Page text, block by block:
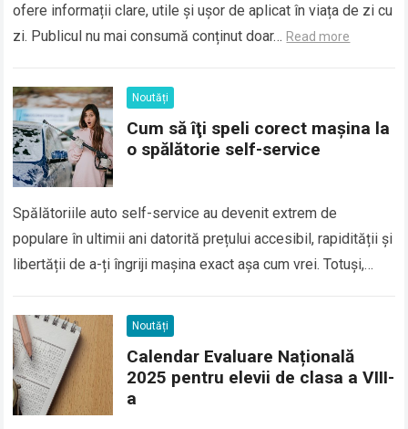
ofere informații clare, utile și ușor de aplicat în viața de zi cu
zi. Publicul nu mai consumă conținut doar… Read more
Noutăți
Cum să îţi speli corect maşina la
o spălătorie self-service
Spălătoriile auto self-service au devenit extrem de
populare în ultimii ani datorită prețului accesibil, rapidității și
libertății de a-ți îngriji mașina exact așa cum vrei. Totuși,
Noutăți
Calendar Evaluare Națională
2025 pentru elevii de clasa a VIII-
a